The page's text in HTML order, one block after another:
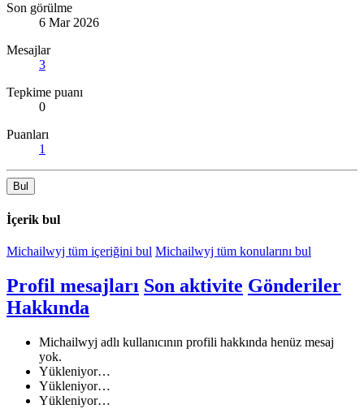
Son görülme
6 Mar 2026
Mesajlar
3
Tepkime puanı
0
Puanları
1
Bul
İçerik bul
Michailwyj tüm içeriğini bul Michailwyj tüm konularını bul
Profil mesajları Son aktivite Gönderiler
Hakkında
Michailwyj adlı kullanıcının profili hakkında henüz mesaj
yok.
Yükleniyor…
Yükleniyor…
Yükleniyor…